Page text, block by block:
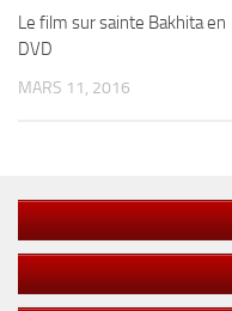
Le film sur sainte Bakhita en
DVD
MARS 11, 2016